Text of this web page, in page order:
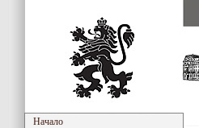
Начало